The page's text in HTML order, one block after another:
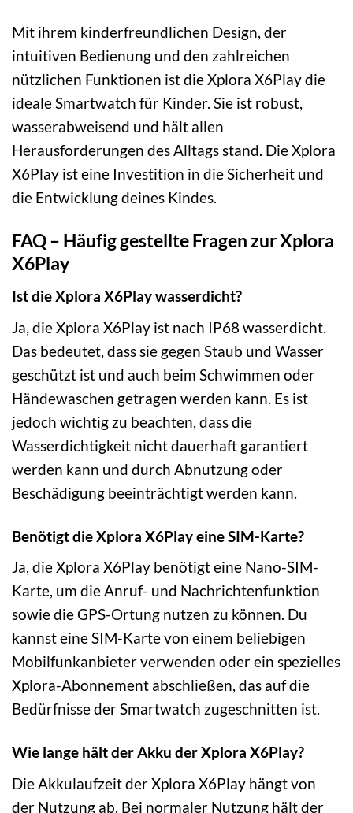
Mit ihrem kinderfreundlichen Design, der
intuitiven Bedienung und den zahlreichen
nützlichen Funktionen ist die Xplora X6Play die
ideale Smartwatch für Kinder. Sie ist robust,
wasserabweisend und hält allen
Herausforderungen des Alltags stand. Die Xplora
X6Play ist eine Investition in die Sicherheit und
die Entwicklung deines Kindes.
FAQ – Häufig gestellte Fragen zur Xplora
X6Play
Ist die Xplora X6Play wasserdicht?
Ja, die Xplora X6Play ist nach IP68 wasserdicht.
Das bedeutet, dass sie gegen Staub und Wasser
geschützt ist und auch beim Schwimmen oder
Händewaschen getragen werden kann. Es ist
jedoch wichtig zu beachten, dass die
Wasserdichtigkeit nicht dauerhaft garantiert
werden kann und durch Abnutzung oder
Beschädigung beeinträchtigt werden kann.
Benötigt die Xplora X6Play eine SIM-Karte?
Ja, die Xplora X6Play benötigt eine Nano-SIM-
Karte, um die Anruf- und Nachrichtenfunktion
sowie die GPS-Ortung nutzen zu können. Du
kannst eine SIM-Karte von einem beliebigen
Mobilfunkanbieter verwenden oder ein spezielles
Xplora-Abonnement abschließen, das auf die
Bedürfnisse der Smartwatch zugeschnitten ist.
Wie lange hält der Akku der Xplora X6Play?
Die Akkulaufzeit der Xplora X6Play hängt von
der Nutzung ab. Bei normaler Nutzung hält der